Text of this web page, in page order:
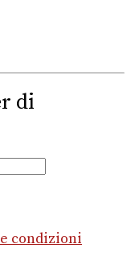
di
condizioni